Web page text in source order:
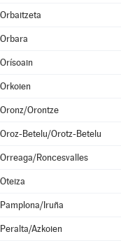
Orbaitzeta
Orbara
Orísoain
Orkoien
Oronz/Orontze
Oroz-Betelu/Orotz-Betelu
Orreaga/Roncesvalles
Oteiza
Pamplona/Iruña
Peralta/Azkoien